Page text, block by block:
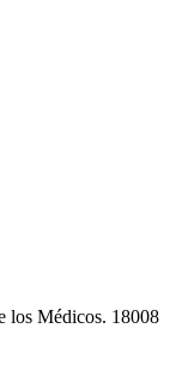
los Médicos. 18008